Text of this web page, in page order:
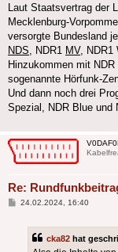
Laut Staatsvertrag der
Mecklenburg-
versorgte Bundesland
NDS , NDR1 MV, NDR1
Hinzukommen mit
sogenannte Hörfunk-
Und dann noch drei
Spezial, NDR Blue und
Re:
Beitrag
24.02.2024, 16:40
cka82 hat